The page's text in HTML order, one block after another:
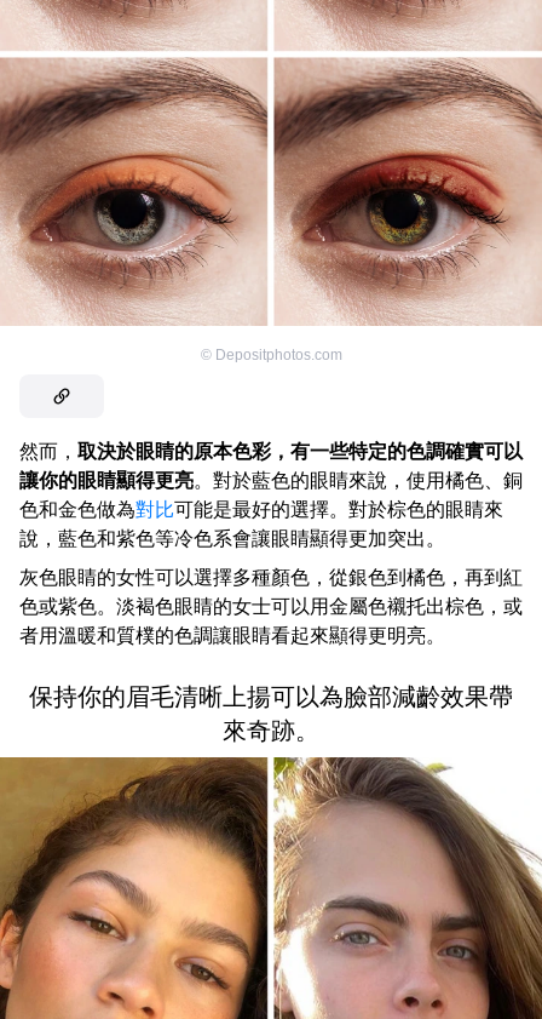
© Depositphotos.com
然而， 取決於眼睛的原本色彩，有一些特定的色調確實可以
讓你的眼睛顯得更亮。對於藍色的眼睛來說，使用橘色、銅
色和金色做為對比可能是最好的選擇。對於棕色的眼睛來
說，藍色和紫色等冷色系會讓眼睛顯得更加突出。
灰色眼睛的女性可以選擇多種顏色，從銀色到橘色，再到紅
色或紫色。淡褐色眼睛的女士可以用金屬色襯托出棕色，或
者用溫暖和質樸的色調讓眼睛看起來顯得更明亮。
保持你的眉毛清晰上揚可以為臉部減齡效果帶
來奇跡。